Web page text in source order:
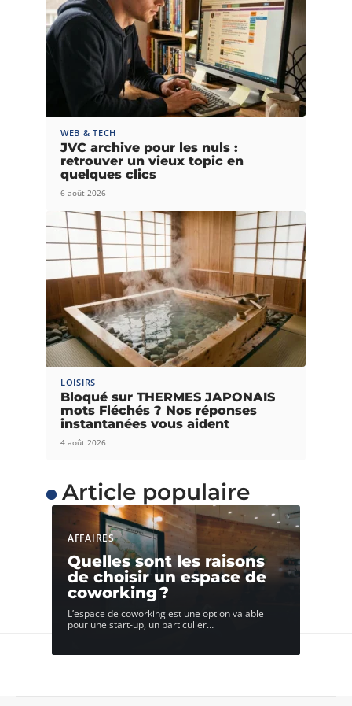
WEB & TECH
JVC archive pour les nuls :
retrouver un vieux topic en
quelques clics
6 août 2026
LOISIRS
Bloqué sur THERMES JAPONAIS
mots Fléchés ? Nos réponses
instantanées vous aident
4 août 2026
Article populaire
AFFAIRES
Quelles sont les raisons
de choisir un espace de
coworking ?
L’espace de coworking est une option valable
pour une start-up, un particulier…